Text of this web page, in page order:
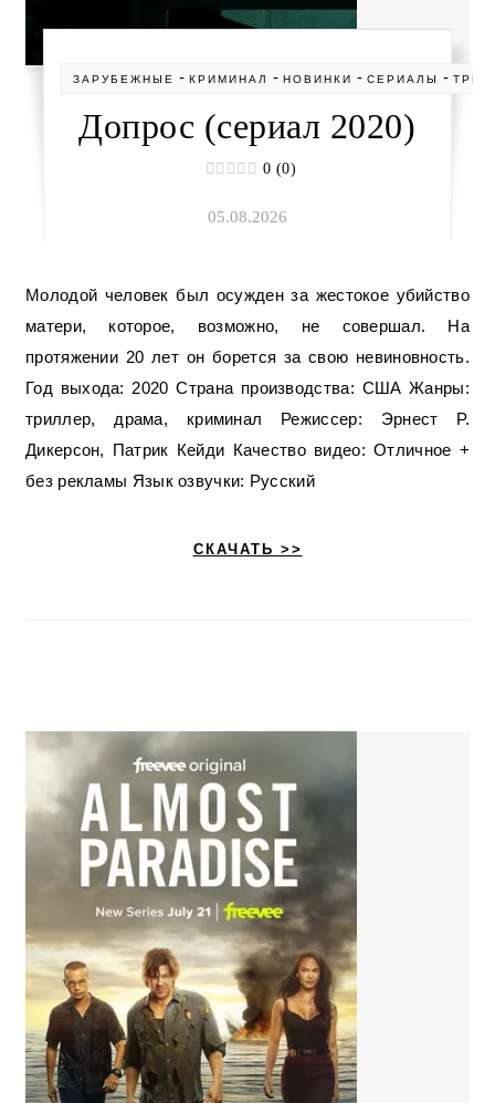
ЗАРУБЕЖНЫЕ -КРИМИНАЛ -НОВИНКИ -СЕРИАЛЫ -
Допрос (сериал 2020)
0 (0)
05.08.2026
Молодой человек был осужден за жестокое убийство
матери, которое, возможно, не совершал. На
протяжении 20 лет он борется за свою невиновность.
Год выхода: 2020 Страна производства: США Жанры:
триллер, драма, криминал Режиссер: Эрнест Р.
Дикерсон, Патрик Кейди Качество видео: Отличное +
без рекламы Язык озвучки: Русский
СКАЧАТЬ >>